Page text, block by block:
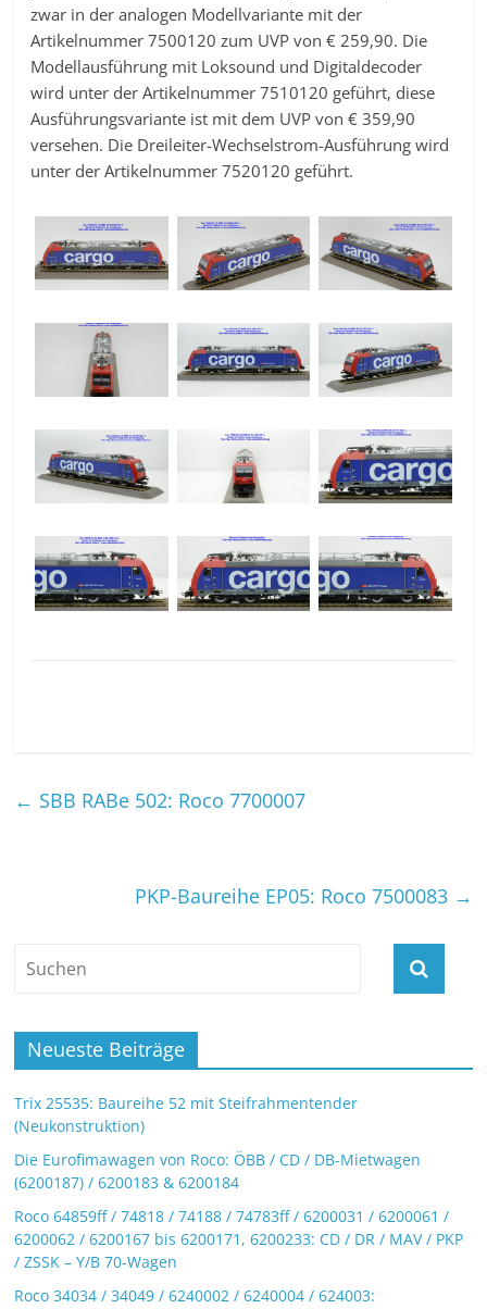
zwar in der analogen Modellvariante mit der
Artikelnummer 7500120 zum UVP von € 259,90. Die
Modellausführung mit Loksound und Digitaldecoder
wird unter der Artikelnummer 7510120 geführt, diese
Ausführungsvariante ist mit dem UVP von € 359,90
versehen. Die Dreileiter-Wechselstrom-Ausführung wird
unter der Artikelnummer 7520120 geführt.
← SBB RABe 502: Roco 7700007
PKP-Baureihe EP05: Roco 7500083 →
Neueste Beiträge
Trix 25535: Baureihe 52 mit Steifrahmentender
(Neukonstruktion)
Die Eurofimawagen von Roco: ÖBB / CD / DB-Mietwagen
(6200187) / 6200183 & 6200184
Roco 64859ff / 74818 / 74188 / 74783ff / 6200031 / 6200061 /
6200062 / 6200167 bis 6200171, 6200233: CD / DR / MAV / PKP
/ ZSSK – Y/B 70-Wagen
Roco 34034 / 34049 / 6240002 / 6240004 / 624003: